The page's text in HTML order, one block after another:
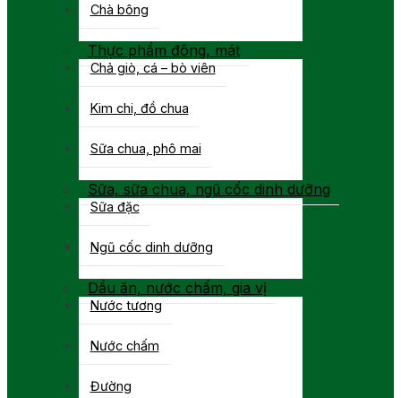
Chà bông
Thực phẩm đông, mát
Chả giò, cá – bò viên
Kim chi, đồ chua
Sữa chua, phô mai
Sữa, sữa chua, ngũ cốc dinh dưỡng
Sữa đặc
Ngũ cốc dinh dưỡng
Dầu ăn, nước chấm, gia vị
Nước tương
Nước chấm
Đường